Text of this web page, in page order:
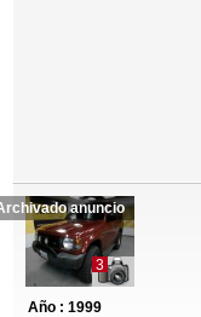
anuncio
3
Año : 1999